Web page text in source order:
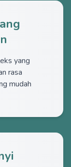
yang
rasa
mudah